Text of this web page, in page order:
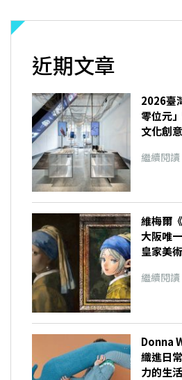
近期文章
2026臺
零位元
文化創意
繼續閱讀
維梅爾
大阪唯
皇家美
繼續閱讀
Donna
織進日
力的生